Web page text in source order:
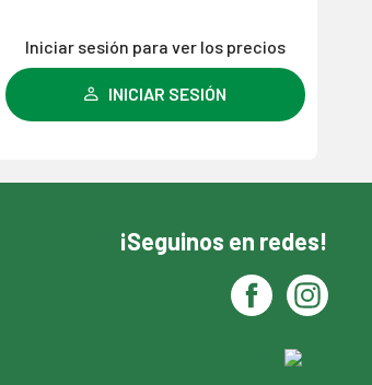
Iniciar sesión para ver los precios
INICIAR SESIÓN
¡Seguinos en redes!